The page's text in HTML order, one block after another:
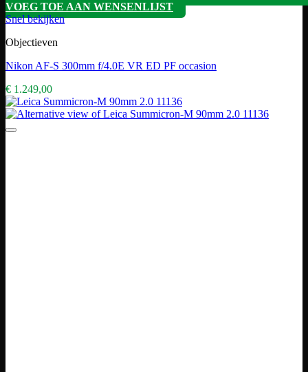
VOEG TOE AAN WENSENLIJST
Snel bekijken
Objectieven
Nikon AF-S 300mm f/4.0E VR ED PF occasion
€ 1.249,00